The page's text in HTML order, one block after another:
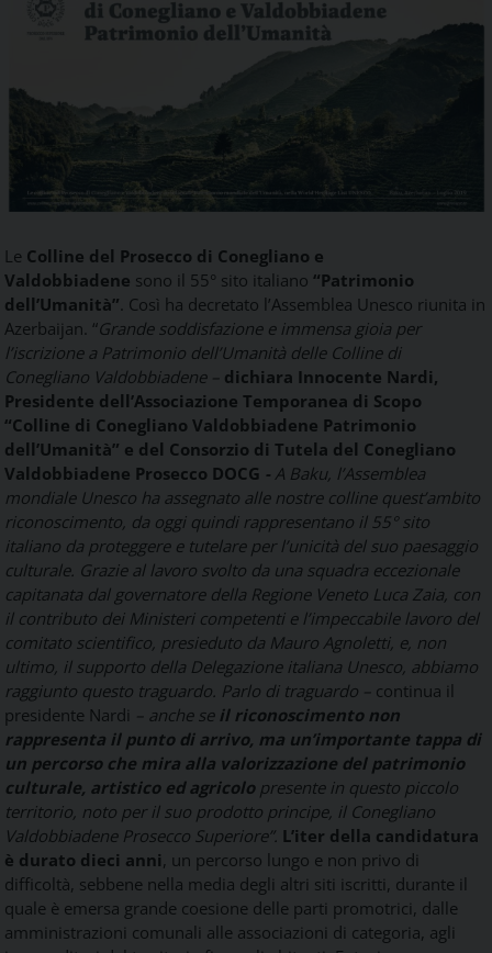
le
del
comparto
Horeca.
Le Colline del Prosecco di Conegliano e
Valdobbiadene sono il 55° sito italiano “Patrimonio
dell’Umanità” . Così ha decretato l’Assemblea Unesco riunita in
Azerbaijan. “Grande soddisfazione e immensa gioia per
l’iscrizione a Patrimonio dell’Umanità delle Colline di
Conegliano Valdobbiadene – dichiara Innocente Nardi,
Presidente dell’Associazione Temporanea di Scopo
“Colline di Conegliano Valdobbiadene Patrimonio
dell’Umanità” e del Consorzio di Tutela del Conegliano
Valdobbiadene Prosecco DOCG - A Baku, l’Assemblea
mondiale Unesco ha assegnato alle nostre colline quest’ambito
riconoscimento, da oggi quindi rappresentano il 55° sito
italiano da proteggere e tutelare per l’unicità del suo paesaggio
culturale. Grazie al lavoro svolto da una squadra eccezionale
capitanata dal governatore della Regione Veneto Luca Zaia, con
il contributo dei Ministeri competenti e l’impeccabile lavoro del
comitato scientifico, presieduto da Mauro Agnoletti, e, non
ultimo, il supporto della Delegazione italiana Unesco, abbiamo
raggiunto questo traguardo. Parlo di traguardo – continua il
presidente Nardi – anche se il riconoscimento non
rappresenta il punto di arrivo, ma un’importante tappa di
un percorso che mira alla valorizzazione del patrimonio
culturale, artistico ed agricolopresente in questo piccolo
territorio, noto per il suo prodotto principe, il Conegliano
Valdobbiadene Prosecco Superiore”. L’iter della candidatura
è durato dieci anni, un percorso lungo e non privo di
difficoltà, sebbene nella media degli altri siti iscritti, durante il
quale è emersa grande coesione delle parti promotrici, dalle
amministrazioni comunali alle associazioni di categoria, agli